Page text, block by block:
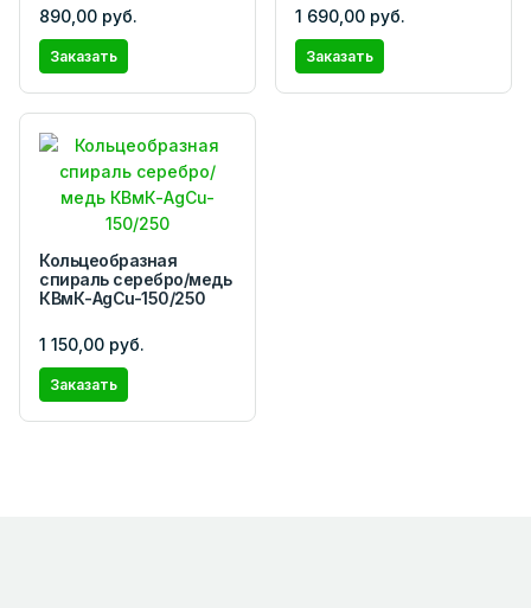
890,00 руб.
Заказать
1 690,00 руб.
Заказать
Кольцеобразная
спираль серебро/медь
КВмК-AgCu-150/250
1 150,00 руб.
Заказать